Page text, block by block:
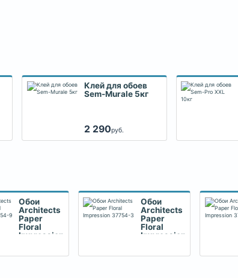
Клей для обоев
Sem-Murale 5кг
2 290руб.
Обои
Architects
Paper
Floral
Impression
Обои
Architects
Paper
Floral
Impression